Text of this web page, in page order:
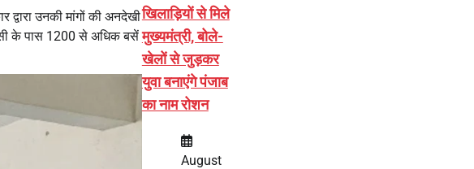
उनकी मांगों की अनदेखी
के पास 1200 से अधिक बसें
खिलाड़ियों से मिले
मुख्यमंत्री, बोले-
खेलों से जुड़कर
युवा बनाएंगे पंजाब
का नाम रोशन
August